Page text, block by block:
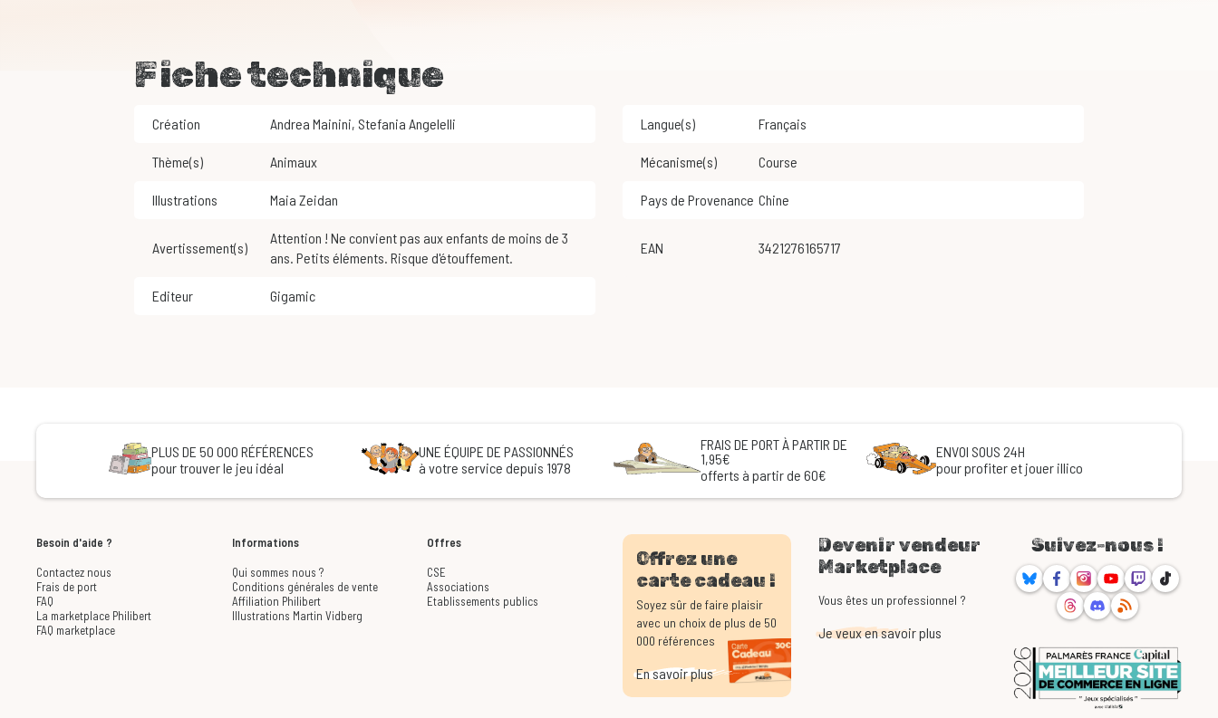
Fiche technique
Création Andrea Mainini, Stefania Angelelli Langue(s) Français
Thème(s) Animaux Mécanisme(s) Course
Illustrations Maia Zeidan Pays de Provenance Chine
Avertissement(s)
Attention ! Ne convient pas aux enfants de moins de 3
ans. Petits éléments. Risque d'étouffement.
EAN 3421276165717
Editeur Gigamic
PLUS DE 50 000 RÉFÉRENCES
pour trouver le jeu idéal
UNE ÉQUIPE DE PASSIONNÉS
à votre service depuis 1978
FRAIS DE PORT À PARTIR DE
1,95€
offerts à partir de 60€
ENVOI SOUS 24H
pour profiter et jouer illico
Besoin d'aide ?
Contactez nous
Frais de port
FAQ
La marketplace Philibert
FAQ marketplace
Informations
Qui sommes nous ?
Conditions générales de vente
Affiliation Philibert
Illustrations Martin Vidberg
Offres
CSE
Associations
Etablissements publics
Offrez une
carte cadeau !
Soyez sûr de faire plaisir
avec un choix de plus de 50
000 références
En savoir plus
Devenir vendeur
Marketplace
Vous êtes un professionnel ?
Je veux en savoir plus
Suivez-nous !
BlueskyFacebookInstagram
YoutubeTwitchTikTok
ThreadsDiscord
RSS